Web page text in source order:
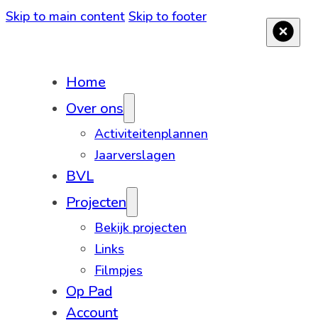
Skip to main content Skip to footer
Home
Over ons
Activiteitenplannen
Jaarverslagen
BVL
Projecten
Bekijk projecten
Links
Filmpjes
Op Pad
Account